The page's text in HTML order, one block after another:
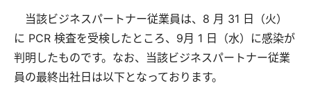
当該ビジネスパートナー従業員は、8 月 31 日（火）
に PCR 検査を受検したところ、9月 1 日（水）に感染が
判明したものです。なお、当該ビジネスパートナー従業
員の最終出社日は以下となっております。